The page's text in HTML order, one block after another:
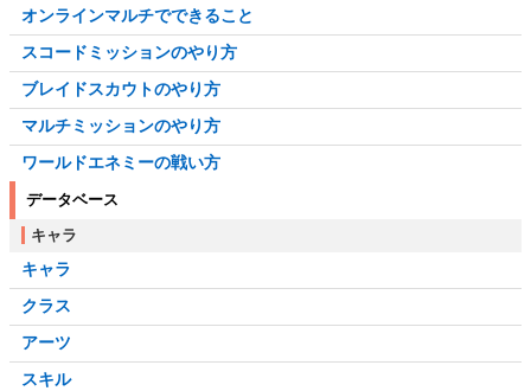
オンラインマルチでできること
スコードミッションのやり方
ブレイドスカウトのやり方
マルチミッションのやり方
ワールドエネミーの戦い方
データベース
キャラ
キャラ
クラス
アーツ
スキル